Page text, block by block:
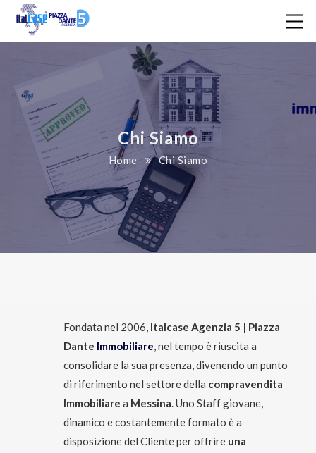
Chi Siamo
Home Chi Siamo
Fondata nel 2006, Italcase Agenzia 5 | Piazza
Dante Immobiliare, nel tempo è riuscita a
consolidare la sua presenza, divenendo un punto
di riferimento nel settore della compravendita
Immobiliare a Messina. Uno Staff giovane,
dinamico e costantemente formato è a
disposizione del Cliente per offrire una